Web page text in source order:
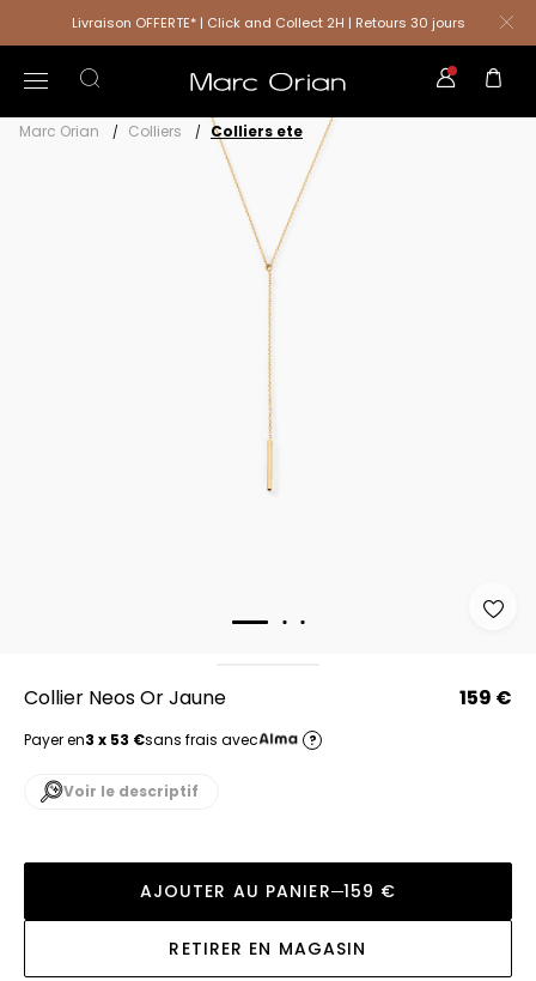
Livraison OFFERTE* | Click and Collect 2H | Retours 30 jours
Marc Orian Colliers Colliers ete
Collier Neos Or Jaune 159 €
Payer en3 x 53 €sans frais avec ?
Voir le descriptif
AJOUTER AU PANIER 159 €
RETIRER EN MAGASIN